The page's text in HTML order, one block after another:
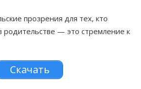
прозрения для тех, кто
родительстве — это стремление к
Скачать